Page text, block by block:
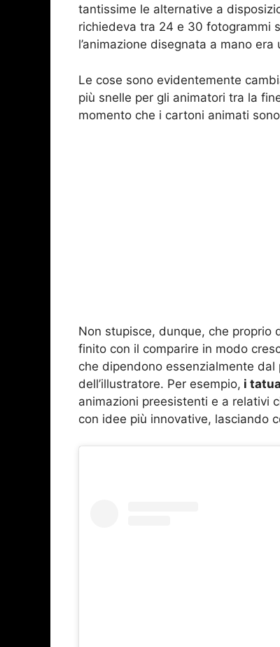
tantissime le alternative a
richiedeva tra 24 e 30 fotogrammi
l’animazione disegnata a mano
Le cose sono evidentemente
più snelle per gli animatori tra la
momento che i cartoni animati
Non stupisce, dunque, che
finito con il comparire in modo
che dipendono essenzialmente
dell’illustratore. Per esempio, i
animazioni preesistenti e a relativi
con idee più innovative, lasciando